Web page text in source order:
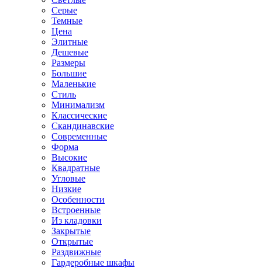
Серые
Темные
Цена
Элитные
Дешевые
Размеры
Большие
Маленькие
Стиль
Минимализм
Классические
Скандинавские
Современные
Форма
Высокие
Квадратные
Угловые
Низкие
Особенности
Встроенные
Из кладовки
Закрытые
Открытые
Раздвижные
Гардеробные шкафы